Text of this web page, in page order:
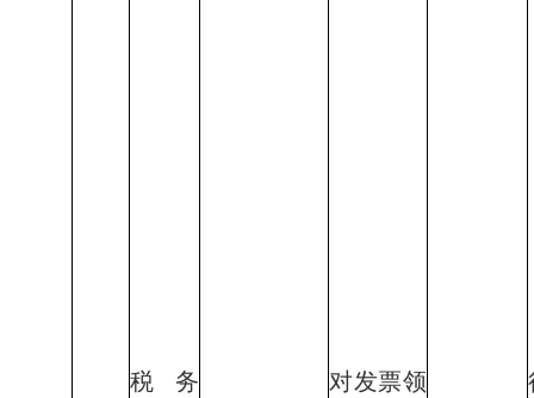
税务 对发票领